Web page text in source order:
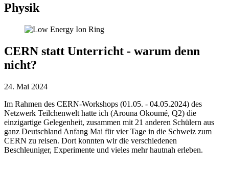
Physik
CERN statt Unterricht - warum denn
nicht?
24. Mai 2024
Im Rahmen des CERN-Workshops (01.05. - 04.05.2024) des
Netzwerk Teilchenwelt hatte ich (Arouna Okoumé, Q2) die
einzigartige Gelegenheit, zusammen mit 21 anderen Schülern aus
ganz Deutschland Anfang Mai für vier Tage in die Schweiz zum
CERN zu reisen. Dort konnten wir die verschiedenen
Beschleuniger, Experimente und vieles mehr hautnah erleben.